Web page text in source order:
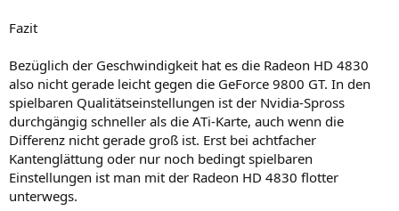
Fazit
Bezüglich der Geschwindigkeit hat es die Radeon HD 4830
also nicht gerade leicht gegen die GeForce 9800 GT. In den
spielbaren Qualitätseinstellungen ist der Nvidia-Spross
durchgängig schneller als die ATi-Karte, auch wenn die
Differenz nicht gerade groß ist. Erst bei achtfacher
Kantenglättung oder nur noch bedingt spielbaren
Einstellungen ist man mit der Radeon HD 4830 flotter
unterwegs.